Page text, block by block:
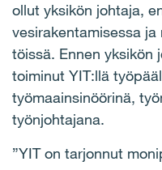
ollut yksikön johtaja,
vesirakentamisessa
töissä. Ennen yksikön
toiminut YIT:llä
työmaainsinöörinä,
työnjohtajana.
”YIT on tarjonnut